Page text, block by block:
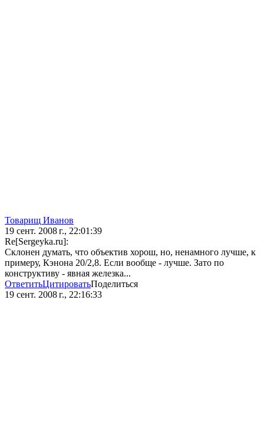
Товарищ Иванов
19 сент. 2008 г., 22:01:39
Re[Sergeyka.ru]:
Склонен думать, что объектив хорош, но, ненамного лучше, к
примеру, Кэнона 20/2,8. Если вообще - лучше. Зато по
конструктиву - явная железка...
ОтветитьЦитироватьПоделиться
19 сент. 2008 г., 22:16:33